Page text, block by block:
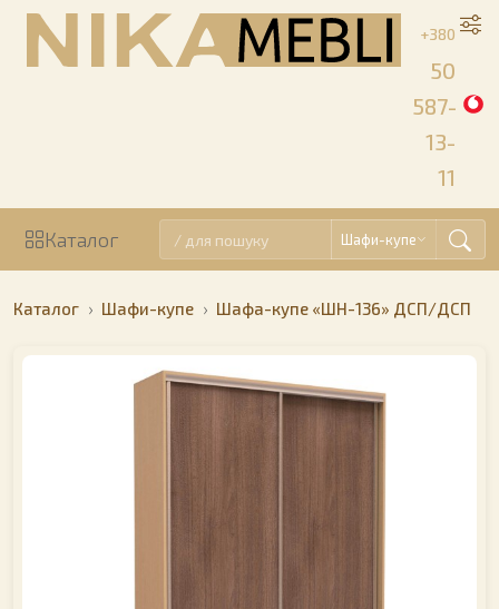
+380
50
587-
13-
11
Каталог Шафи-купе
Каталог Шафи-купе Шафа-купе «ШН-136» ДСП/ДСП